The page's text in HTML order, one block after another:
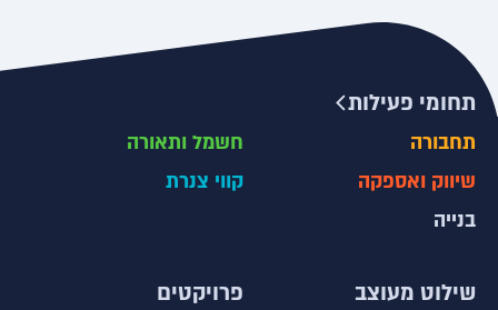
תחומי פעילות
תחבורה
חשמל ותאורה
שיווק ואספקה
קווי צנרת
בנייה
שילוט מעוצב
פרויקטים